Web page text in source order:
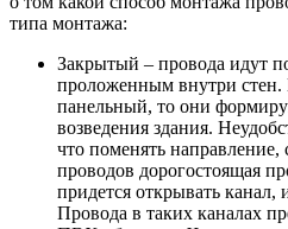
типа монтажа:
Закрытый – провода идут
проложенным внутри
панельный, то они
возведения здания.
что поменять
проводов дорогостоящая
придется открывать канал,
Провода в таких каналах